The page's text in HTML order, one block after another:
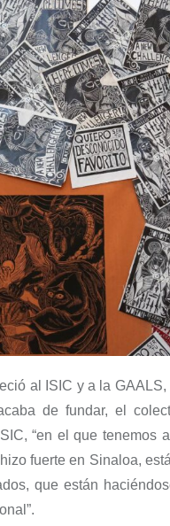
al ISIC y a la GAALS,
de fundar, el
“en el quetenemos
fuerte en Sinaloa,
que están
”.